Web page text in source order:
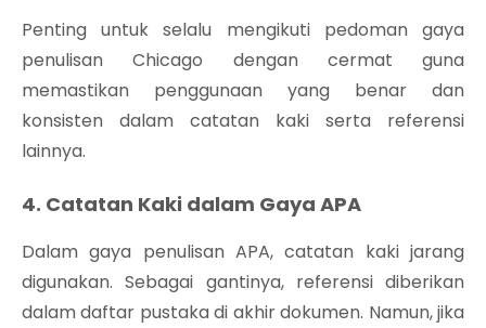
Penting untuk selalu mengikuti pedoman gaya
penulisan Chicago dengan cermat guna
memastikan penggunaan yang benar dan
konsisten dalam catatan kaki serta referensi
lainnya.
4. Catatan Kaki dalam Gaya APA
Dalam gaya penulisan APA, catatan kaki jarang
digunakan. Sebagai gantinya, referensi diberikan
dalam daftar pustaka di akhir dokumen. Namun, jika